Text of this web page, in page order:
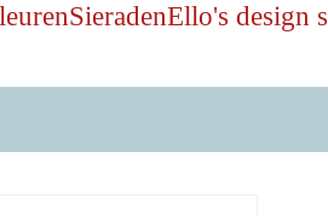
SieradenEllo's design